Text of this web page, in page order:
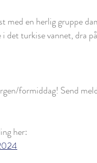
med en herlig gruppe
i det turkise vannet, dra
formiddag! Send
her: